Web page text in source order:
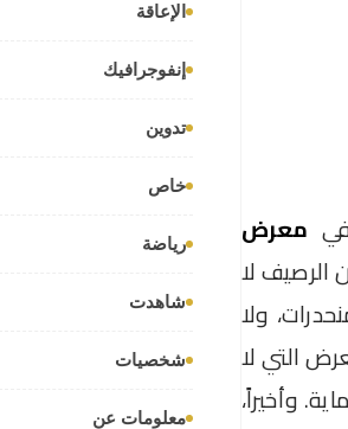
معرض
لا
ولا
التي لا
وأخيراً،
الإعاقة
إنفوجرافيك
تدوين
خاص
رياضة
شاهدت
شخصيات
معلومات عن